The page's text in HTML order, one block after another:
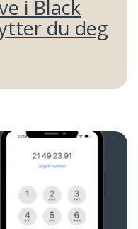
i Black
du deg